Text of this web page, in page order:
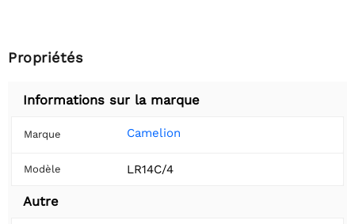
Propriétés
Informations sur la marque
Marque Camelion
Modèle LR14C/4
Autre